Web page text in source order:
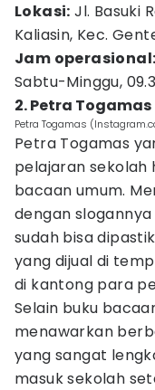
Lokasi: Jl. Basuki
Kaliasin, Kec.
Jam operasional:
Sabtu-Minggu,
2. Petra Togamas
Petra Togamas
Petra Togamas
pelajaran sekolah
bacaan umum.
dengan
sudah bisa
yang dijual di
di kantong para
Selain buku
menawarkan
yang sangat
masuk sekolah